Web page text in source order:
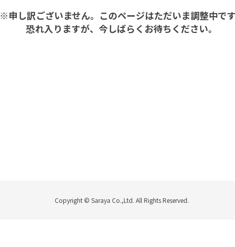
※申し訳ございません。このページはただいま調整中で
恐れ入りますが、今しばらくお待ちください。
Copyright © Saraya Co.,Ltd. All Rights Reserved.